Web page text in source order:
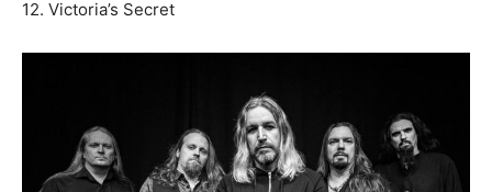
12. Victoria’s Secret